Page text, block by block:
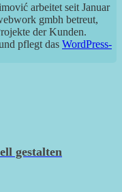
arbeitet seit Januar
gmbh betreut,
der Kunden.
pflegt das WordPress-
gestalten